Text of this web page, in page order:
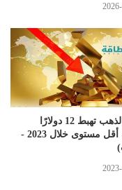
أسعار الذهب تهبط 12 دولارًا
مسجلة أقل مستوى خلال 2023 -